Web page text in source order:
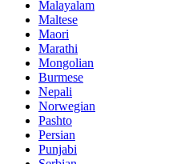
Malayalam
Maltese
Maori
Marathi
Mongolian
Burmese
Nepali
Norwegian
Pashto
Persian
Punjabi